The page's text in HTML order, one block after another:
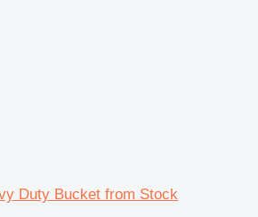
Duty Bucket from Stock